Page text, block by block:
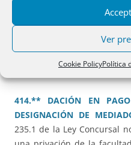
Ver
Cookie PolicyPolítica
lograrse mediante la
gráfica georreferenciada
procedimientos de los
necesidad de acudir a tales
414.** DACIÓN EN
DESIGNACIÓN DE
235.1 de la Ley Concursal